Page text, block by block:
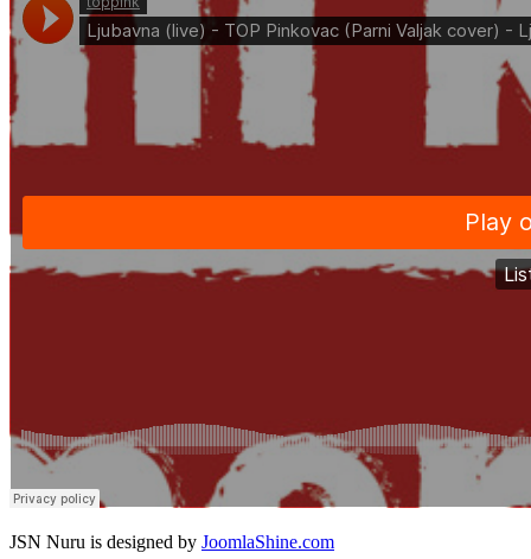
JSN Nuru is designed by JoomlaShine.com